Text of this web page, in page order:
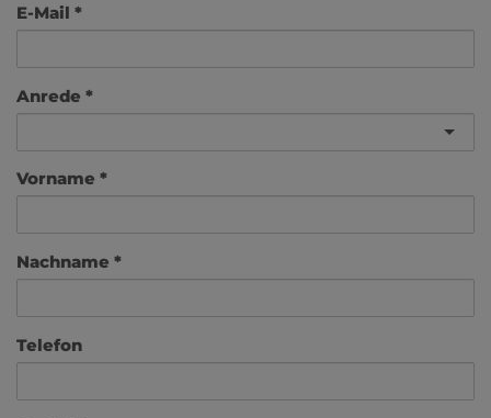
E-Mail
Anrede
Vorname
Nachname
Telefon